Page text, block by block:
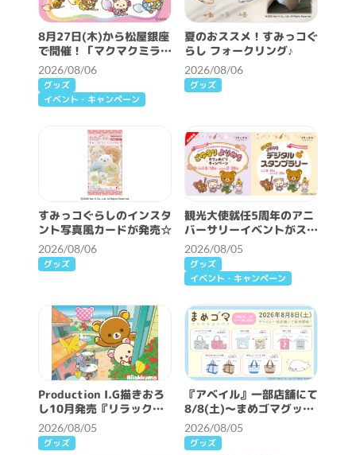
8月27日(木)から松屋銀座
で開催！「マクマクミラク
ルワンダーランド」詳細情
報♪
2026/08/06
グッズ
イベント・キャンペーン
夏のおススメ！すみっコぐ
らし フォークリング♪
2026/08/06
グッズ
すみっコぐらしのインスタ
ント写真風カードが発売☆
2026/08/06
グッズ
観光大使就任5周年のアニ
バーサリーイベントがスタ
ート♪
2026/08/05
グッズ
イベント・キャンペーン
Production I.G描きおろ
し10月発売『リラックマ
とアワワネコ』テーマ解禁
♪
2026/08/05
グッズ
『アベイル』一部店舗にて
8/8(土)～まめゴマグッズ
が発売！
2026/08/05
グッズ